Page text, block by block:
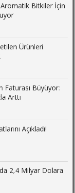
Bitkiler İçin
Ürünleri
Faturası Büyüyor:
Arttı
Açıkladı!
2,4 Milyar Dolara